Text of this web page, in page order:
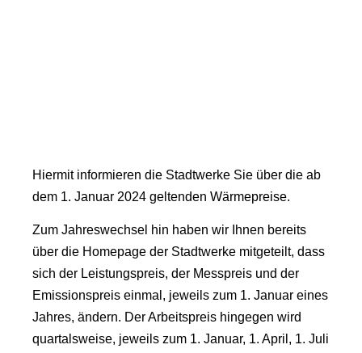
Hiermit informieren die Stadtwerke Sie über die ab
dem 1. Januar 2024 geltenden Wärmepreise.
Zum Jahreswechsel hin haben wir Ihnen bereits
über die Homepage der Stadtwerke mitgeteilt, dass
sich der Leistungspreis, der Messpreis und der
Emissionspreis einmal, jeweils zum 1. Januar eines
Jahres, ändern. Der Arbeitspreis hingegen wird
quartalsweise, jeweils zum 1. Januar, 1. April, 1. Juli